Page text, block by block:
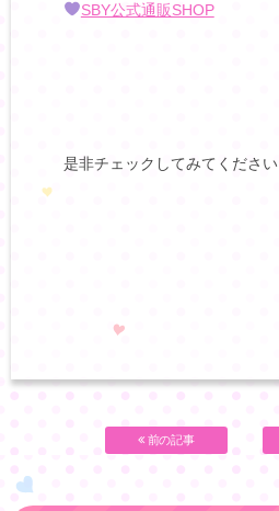
SBY公式通販SHOP
是非チェックしてみてください
前の記事